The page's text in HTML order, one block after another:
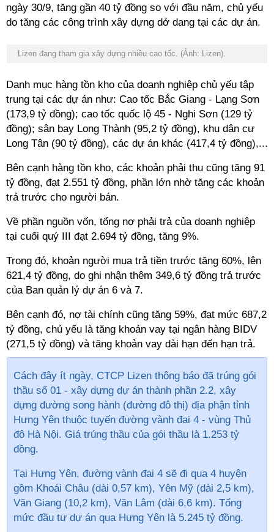
ngày 30/9, tăng gần 40 tỷ đồng so với đầu năm, chủ yếu
do tăng các công trình xây dựng dở dang tại các dự án.
Lizen đang tham gia xây dựng nhiều cao tốc. (Ảnh: Lizen).
Danh mục hàng tồn kho của doanh nghiệp chủ yếu tập
trung tại các dự án như: Cao tốc Bắc Giang - Lạng Sơn
(173,9 tỷ đồng); cao tốc quốc lộ 45 - Nghi Sơn (129 tỷ
đồng); sân bay Long Thành (95,2 tỷ đồng), khu dân cư
Long Tân (90 tỷ đồng), các dự án khác (417,4 tỷ đồng),...
Bên cạnh hàng tồn kho, các khoản phải thu cũng tăng 91
tỷ đồng, đạt 2.551 tỷ đồng, phần lớn nhờ tăng các khoản
trả trước cho người bán.
Về phần nguồn vốn, tổng nợ phải trả của doanh nghiệp
tại cuối quý III đạt 2.694 tỷ đồng, tăng 9%.
Trong đó, khoản người mua trả tiền trước tăng 60%, lên
621,4 tỷ đồng, do ghi nhận thêm 349,6 tỷ đồng trả trước
của Ban quản lý dự án 6 và 7.
Bên cạnh đó, nợ tài chính cũng tăng 59%, đạt mức 687,2
tỷ đồng, chủ yếu là tăng khoản vay tại ngân hàng BIDV
(271,5 tỷ đồng) và tăng khoản vay dài hạn đến hạn trả.
Cách đây ít ngày, CTCP Lizen thông báo đã trúng gói
thầu số 01 - xây dựng dự án thành phần 2.2, xây
dựng đường song hành (đường đô thị) địa phận tỉnh
Hưng Yên thuộc tuyến đường vành đai 4 - vùng Thủ
đô Hà Nội. Giá trúng thầu của gói thầu là 1.253 tỷ
đồng.
Tại Hưng Yên, đường vành đai 4 sẽ đi qua 4 huyện
gồm Khoái Châu (dài 0,57 km), Yên Mỹ (dài 2,5 km),
Văn Giang (10,2 km), Văn Lâm (dài 6,6 km). Tổng
mức đầu tư dự án qua Hưng Yên là 5.245 tỷ đồng.